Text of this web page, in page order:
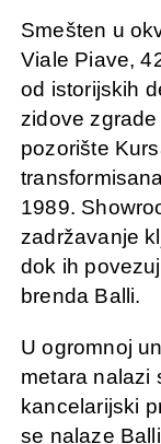
Smešten u
Viale Piave,
od istorijskih
zidove
pozorište
1989.
zadržavanje
dok ih
brenda Balli.
U ogromnoj
metara nalazi
kancelarijski
se nalaze